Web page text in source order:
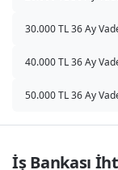
30.000 TL 36 Ay
40.000 TL 36 Ay
50.000 TL 36 Ay
İş Bankası